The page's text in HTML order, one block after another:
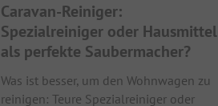
Caravan-Reiniger:
Spezialreiniger oder Hausmittel
als perfekte Saubermacher?
Was ist besser, um den Wohnwagen zu
reinigen: Teure Spezialreiniger oder